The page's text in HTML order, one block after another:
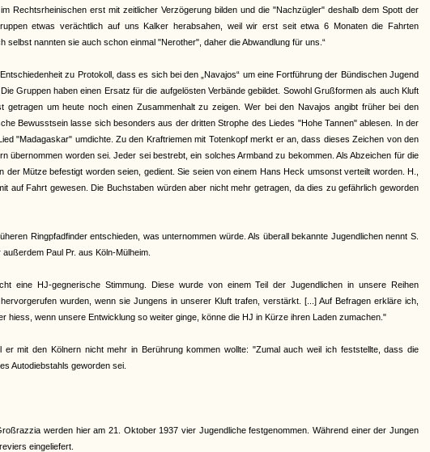
Rechtsrheinischen erst mit zeitlicher Verzögerung bilden und die "Nachzügler" deshalb dem Spott der
etwas verächtlich auf uns Kalker herabsahen, weil wir erst seit etwa 6 Monaten die Fahrten
nannten sie auch schon einmal "Nerother", daher die Abwandlung für uns.“
zu Protokoll, dass es sich bei den „Navajos“ um eine Fortführung der Bündischen Jugend
Gruppen haben einen Ersatz für die aufgelösten Verbände gebildet. Sowohl Grußformen als auch Kluft
um heute noch einen Zusammenhalt zu zeigen. Wer bei den Navajos angibt früher bei den
Bewusstsein lasse sich besonders aus der dritten Strophe des Liedes "Hohe Tannen" ablesen. In der
"Madagaskar" umdichte. Zu den Kraftriemen mit Totenkopf merkt er an, dass dieses Zeichen von den
übernommen worden sei. Jeder sei bestrebt, ein solches Armband zu bekommen. Als Abzeichen für die
Mütze befestigt worden seien, gedient. Sie seien von einem Hans Heck umsonst verteilt worden. H.,
auf Fahrt gewesen. Die Buchstaben würden aber nicht mehr getragen, da dies zu gefährlich geworden
Ringpfadfinder entschieden, was unternommen würde. Als überall bekannte Jugendlichen nennt S.
Paul Pr. aus Köln-Mülheim.
eine HJ-gegnerische Stimmung. Diese wurde von einem Teil der Jugendlichen in unsere Reihen
wurden, wenn sie Jungens in unserer Kluft trafen, verstärkt. [...] Auf Befragen erkläre ich,
wenn unsere Entwicklung so weiter ginge, könne die HJ in Kürze ihren Laden zumachen."
mit den Kölnern nicht mehr in Berührung kommen wollte: "Zumal auch weil ich feststellte, dass die
Autodiebstahls geworden sei.
werden hier am 21. Oktober 1937 vier Jugendliche festgenommen. Während einer der Jungen
eingeliefert.